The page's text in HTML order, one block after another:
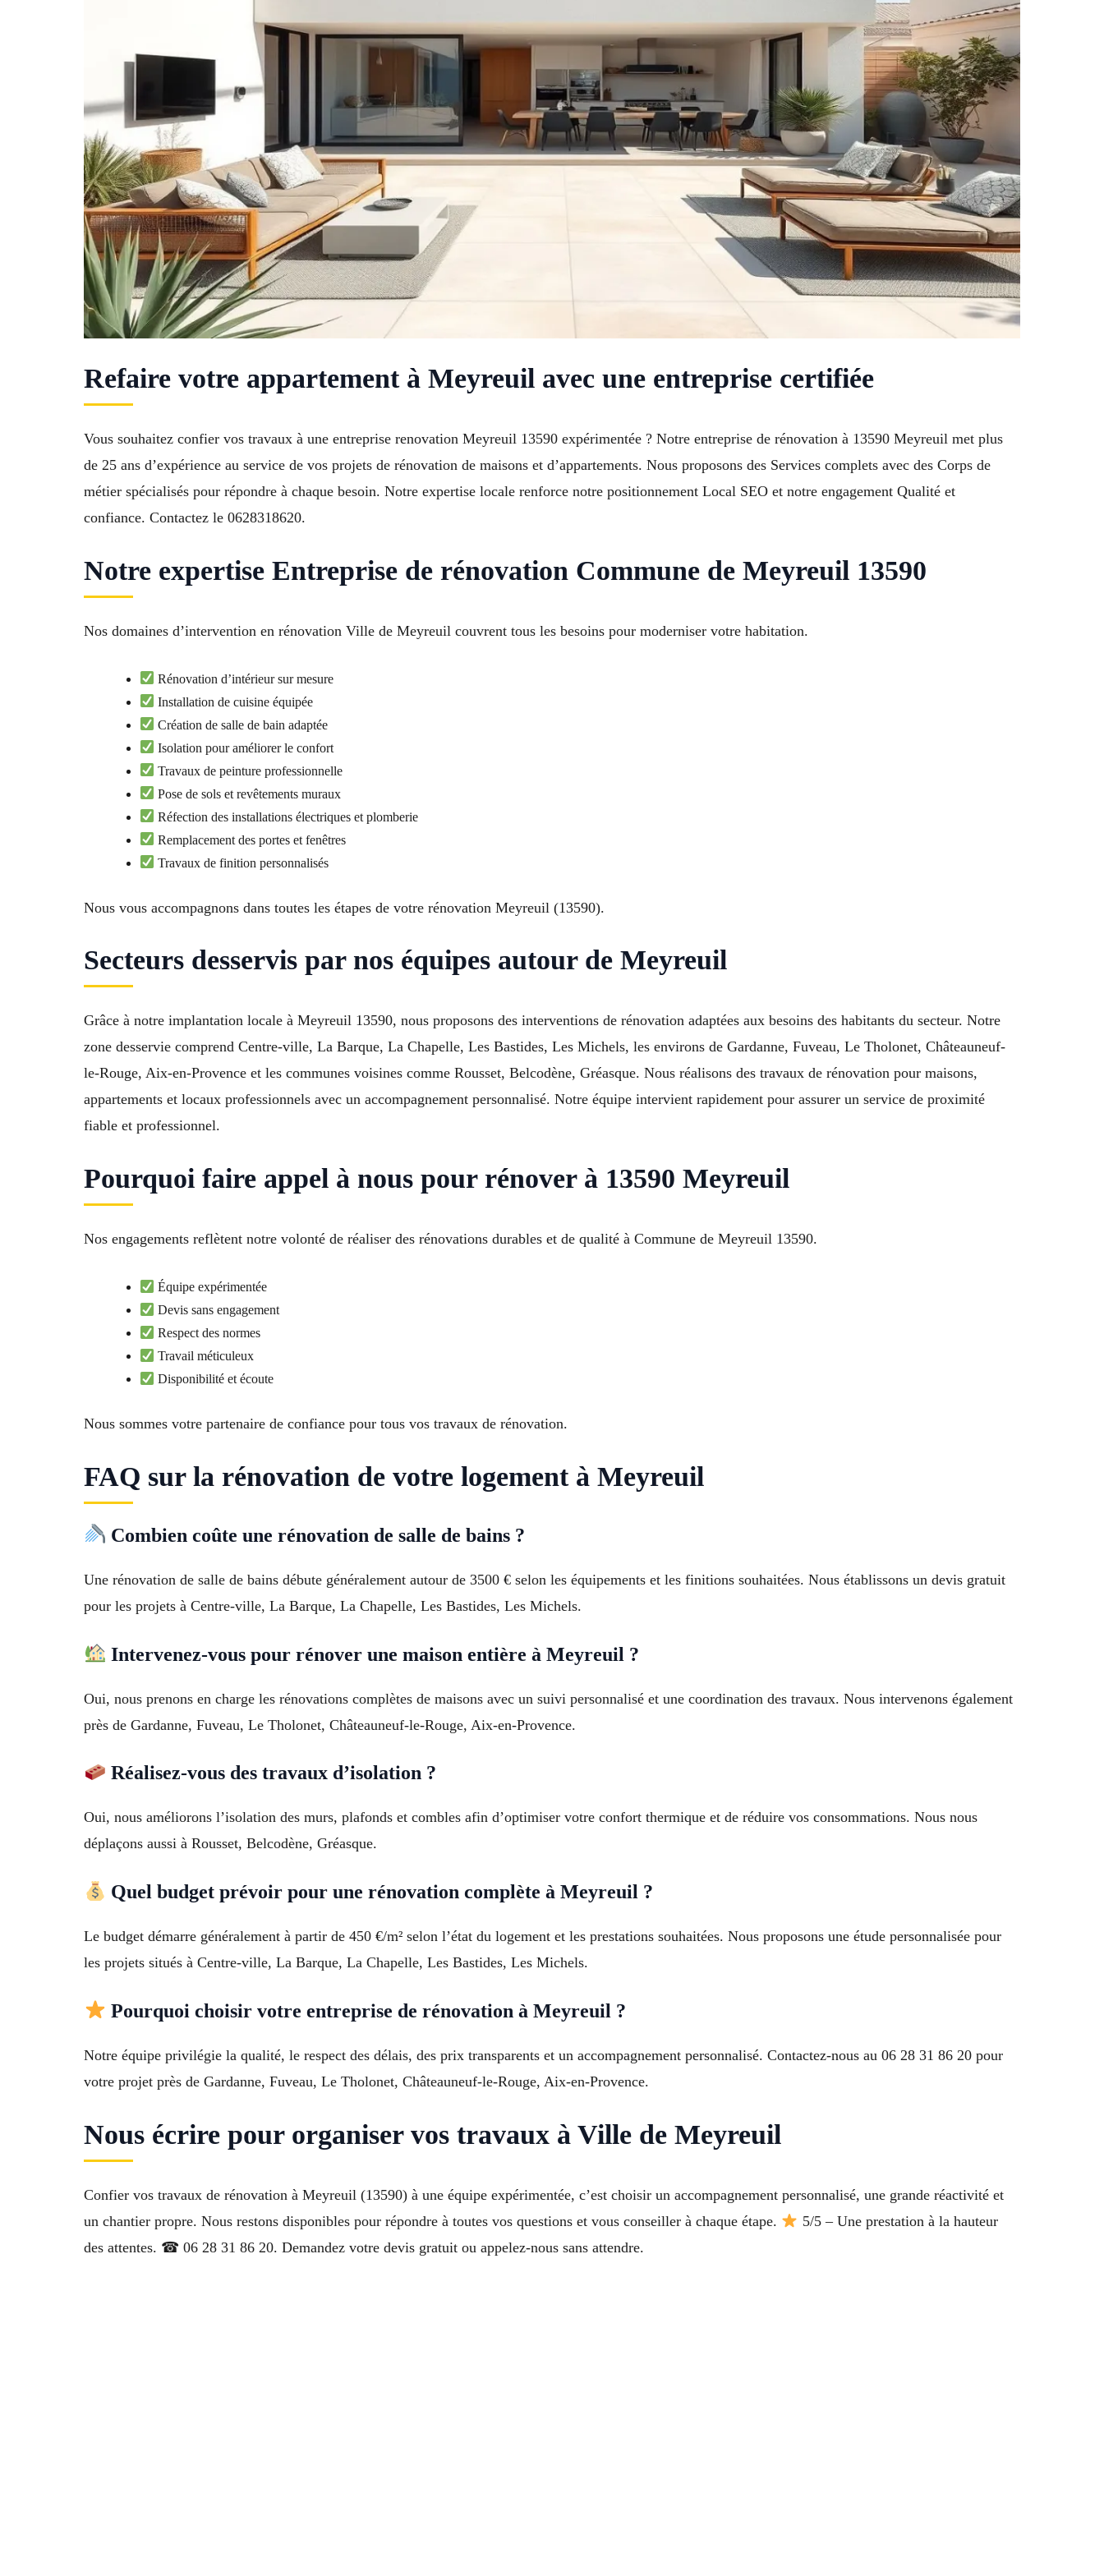
Refaire votre appartement à Meyreuil avec une entreprise certifiée
Vous souhaitez confier vos travaux à une entreprise renovation Meyreuil 13590 expérimentée ? Notre entreprise de rénovation à 13590 Meyreuil met plus
de 25 ans d’expérience au service de vos projets de rénovation de maisons et d’appartements. Nous proposons des Services complets avec des Corps de
métier spécialisés pour répondre à chaque besoin. Notre expertise locale renforce notre positionnement Local SEO et notre engagement Qualité et
confiance. Contactez le 0628318620.
Notre expertise Entreprise de rénovation Commune de Meyreuil 13590
Nos domaines d’intervention en rénovation Ville de Meyreuil couvrent tous les besoins pour moderniser votre habitation.
Rénovation d’intérieur sur mesure
Installation de cuisine équipée
Création de salle de bain adaptée
Isolation pour améliorer le confort
Travaux de peinture professionnelle
Pose de sols et revêtements muraux
Réfection des installations électriques et plomberie
Remplacement des portes et fenêtres
Travaux de finition personnalisés
Nous vous accompagnons dans toutes les étapes de votre rénovation Meyreuil (13590).
Secteurs desservis par nos équipes autour de Meyreuil
Grâce à notre implantation locale à Meyreuil 13590, nous proposons des interventions de rénovation adaptées aux besoins des habitants du secteur. Notre
zone desservie comprend Centre-ville, La Barque, La Chapelle, Les Bastides, Les Michels, les environs de Gardanne, Fuveau, Le Tholonet, Châteauneuf-
le-Rouge, Aix-en-Provence et les communes voisines comme Rousset, Belcodène, Gréasque. Nous réalisons des travaux de rénovation pour maisons,
appartements et locaux professionnels avec un accompagnement personnalisé. Notre équipe intervient rapidement pour assurer un service de proximité
fiable et professionnel.
Pourquoi faire appel à nous pour rénover à 13590 Meyreuil
Nos engagements reflètent notre volonté de réaliser des rénovations durables et de qualité à Commune de Meyreuil 13590.
Équipe expérimentée
Devis sans engagement
Respect des normes
Travail méticuleux
Disponibilité et écoute
Nous sommes votre partenaire de confiance pour tous vos travaux de rénovation.
FAQ sur la rénovation de votre logement à Meyreuil
Combien coûte une rénovation de salle de bains ?
Une rénovation de salle de bains débute généralement autour de 3500 € selon les équipements et les finitions souhaitées. Nous établissons un devis gratuit
pour les projets à Centre-ville, La Barque, La Chapelle, Les Bastides, Les Michels.
Intervenez-vous pour rénover une maison entière à Meyreuil ?
Oui, nous prenons en charge les rénovations complètes de maisons avec un suivi personnalisé et une coordination des travaux. Nous intervenons également
près de Gardanne, Fuveau, Le Tholonet, Châteauneuf-le-Rouge, Aix-en-Provence.
Réalisez-vous des travaux d’isolation ?
Oui, nous améliorons l’isolation des murs, plafonds et combles afin d’optimiser votre confort thermique et de réduire vos consommations. Nous nous
déplaçons aussi à Rousset, Belcodène, Gréasque.
Quel budget prévoir pour une rénovation complète à Meyreuil ?
Le budget démarre généralement à partir de 450 €/m² selon l’état du logement et les prestations souhaitées. Nous proposons une étude personnalisée pour
les projets situés à Centre-ville, La Barque, La Chapelle, Les Bastides, Les Michels.
Pourquoi choisir votre entreprise de rénovation à Meyreuil ?
Notre équipe privilégie la qualité, le respect des délais, des prix transparents et un accompagnement personnalisé. Contactez-nous au 06 28 31 86 20 pour
votre projet près de Gardanne, Fuveau, Le Tholonet, Châteauneuf-le-Rouge, Aix-en-Provence.
Nous écrire pour organiser vos travaux à Ville de Meyreuil
Confier vos travaux de rénovation à Meyreuil (13590) à une équipe expérimentée, c’est choisir un accompagnement personnalisé, une grande réactivité et
un chantier propre. Nous restons disponibles pour répondre à toutes vos questions et vous conseiller à chaque étape.
5/5 – Une prestation à la hauteur
des attentes. ☎ 06 28 31 86 20. Demandez votre devis gratuit ou appelez-nous sans attendre.